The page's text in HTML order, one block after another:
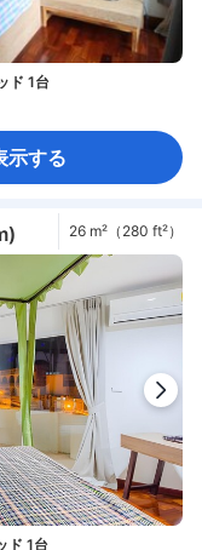
ド 1台
示する
26 m²（280 ft²）
ド 1台